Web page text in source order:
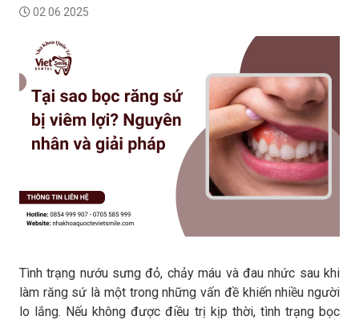
02 06 2025
Tình trạng nướu sưng đỏ, chảy máu và đau nhức sau khi
làm răng sứ là một trong những vấn đề khiến nhiều người
lo lắng. Nếu không được điều trị kịp thời, tình trạng bọc